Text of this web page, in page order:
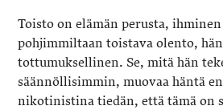
Toisto on elämän perusta,
pohjimmiltaan toistava olento,
tottumuksellinen. Se, mitä hän
säännöllisimmin, muovaa häntä
nikotinistina tiedän, että tämä on